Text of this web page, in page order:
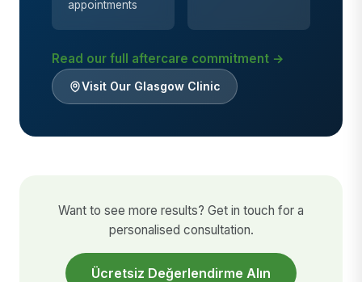
appointments
Read our full aftercare commitment →
Visit Our Glasgow Clinic
Want to see more results? Get in touch for a
personalised consultation.
Ücretsiz Değerlendirme Alın